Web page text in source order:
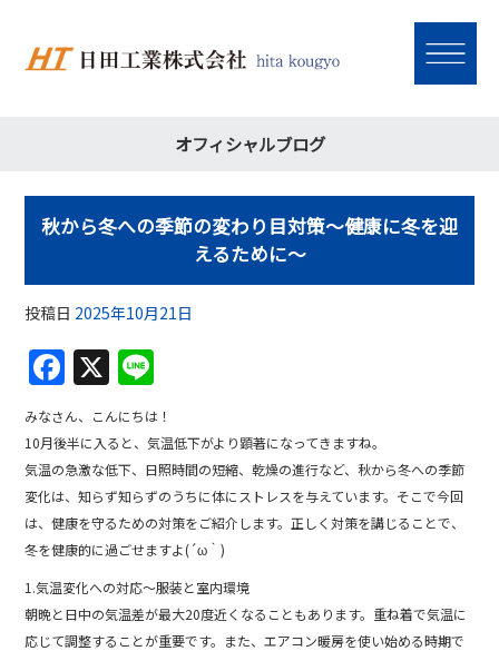
オフィシャルブログ
秋から冬への季節の変わり目対策～健康に冬を迎
えるために～
投稿日 2025年10月21日
F
a
c
e
b
o
o
k
X
n
e
みなさん、こんにちは！
10月後半に入ると、気温低下がより顕著になってきますね。
気温の急激な低下、日照時間の短縮、乾燥の進行など、秋から冬への季節
変化は、知らず知らずのうちに体にストレスを与えています。そこで今回
は、健康を守るための対策をご紹介します。正しく対策を講じることで、
冬を健康的に過ごせますよ(´ω｀)
1.気温変化への対応～服装と室内環境
朝晩と日中の気温差が最大20度近くなることもあります。重ね着で気温に
応じて調整することが重要です。また、エアコン暖房を使い始める時期で